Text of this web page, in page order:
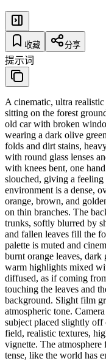
收藏 分享
提示词
A cinematic, ultra
sitting on the forest
old car with broken
wearing a dark olive
folds and dirt stains,
with round glass lenses
with knees bent, one
slouched, giving a
environment is a dense,
orange, brown, and
on thin branches. The
trunks, softly blurred by
and fallen leaves fill the
palette is muted and
burnt orange leaves, dark
warm highlights mixed
diffused, as if coming
touching the leaves and
background. Slight film
atmospheric tone.
subject placed slightly
field, realistic textures,
vignette. The atmosphere
tense, like the world has